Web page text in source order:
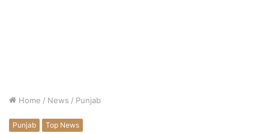
Home / News / Punjab
Punjab Top News